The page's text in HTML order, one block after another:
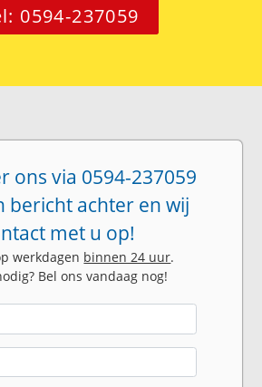
0594-237059
ons via 0594-237059
bericht achter en wij
met u op!
werkdagen binnen 24 uur.
Bel ons vandaag nog!